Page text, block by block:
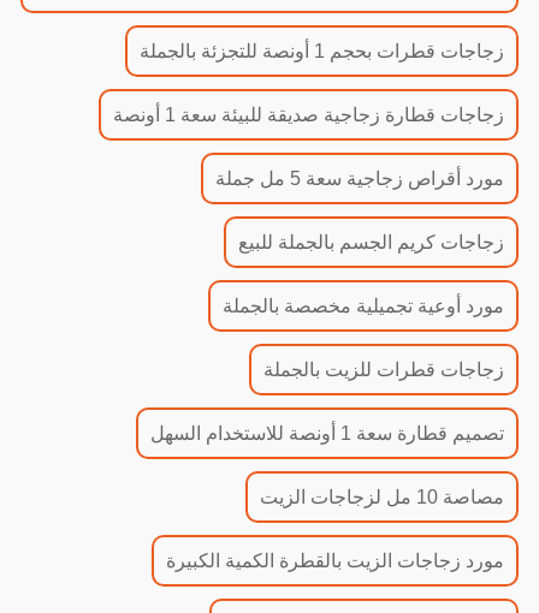
زجاجات قطرات بحجم 1 أونصة للتجزئة بالجملة
زجاجات قطارة زجاجية صديقة للبيئة سعة 1 أونصة
مورد أقراص زجاجية سعة 5 مل جملة
زجاجات كريم الجسم بالجملة للبيع
مورد أوعية تجميلية مخصصة بالجملة
زجاجات قطرات للزيت بالجملة
تصميم قطارة سعة 1 أونصة للاستخدام السهل
مصاصة 10 مل لزجاجات الزيت
مورد زجاجات الزيت بالقطرة الكمية الكبيرة